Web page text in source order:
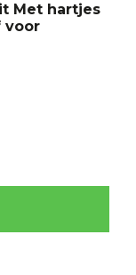
Met hartjes
voor